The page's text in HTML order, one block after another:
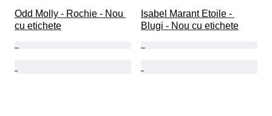
Odd Molly - Rochie - Nou
cu etichete
Isabel Marant Etoile -
Blugi - Nou cu etichete